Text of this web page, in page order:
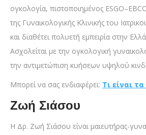
ογκολογία, πιστοποιημένος
της Γυναικολογικής Κλινικής του
και διαθέτει πολυετή εμπειρία στην
Ασχολείται με την ογκολογική
την αντιμετώπιση κυήσεων υψηλού
Mπορεί να σας ενδιαφέρει: Τι είναι
Ζωή Σιάσου
Η Δρ. Ζωή Σιάσου είναι μαιευτήρας-